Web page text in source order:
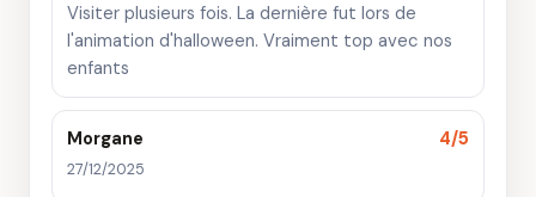
Visiter plusieurs fois. La dernière fut lors de
l'animation d'halloween. Vraiment top avec nos
enfants
Morgane 4/5
27/12/2025